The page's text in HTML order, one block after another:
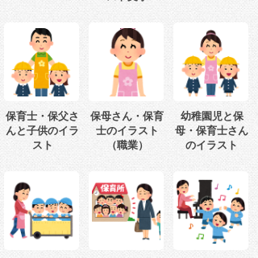
保育士・保父さ
んと子供のイラ
スト
保母さん・保育
士のイラスト
（職業）
幼稚園児と保
母・保育士さん
のイラスト